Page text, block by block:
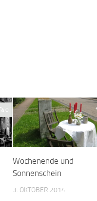
0
Wochenende und
Sonnenschein
3. OKTOBER 2014